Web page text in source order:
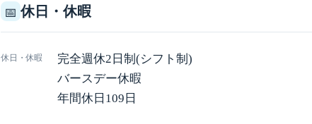
📅 休日・休暇
休日・休暇
完全週休2日制(シフト制)
バースデー休暇
年間休日109日